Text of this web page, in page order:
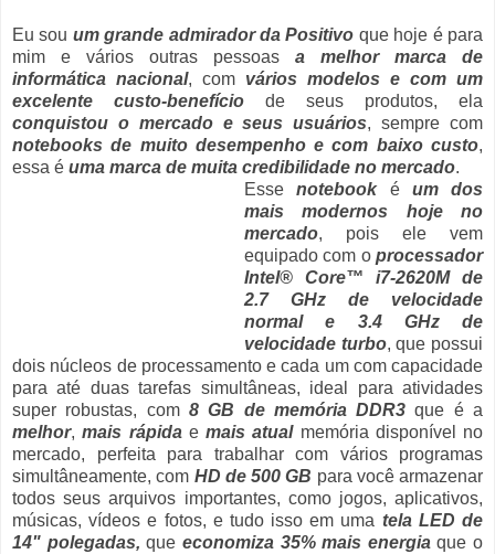
Eu sou um grande admirador da Positivo que hoje é para
mim e vários outras pessoas a melhor marca de
informática nacional, com vários modelos e com um
excelente custo-benefício de seus produtos, ela
conquistou o mercado e seus usuários, sempre com
notebooks de muito desempenho e com baixo custo,
essa é uma marca de muita credibilidade no mercado.
Essenotebooké um dos
mais modernos hoje no
mercado, pois ele vem
equipado com o processador
Intel® Core™ i7-2620M de
2.7 GHz de velocidade
normal e 3.4 GHz de
velocidade turbo, que possui
dois núcleos de processamento e cada um com capacidade
para até duas tarefas simultâneas, ideal para atividades
super robustas, com 8 GB de memória DDR3 que é a
melhor,mais rápidae mais atualmemória disponível no
mercado, perfeita para trabalhar com vários programas
simultâneamente, com HD de 500 GB para você armazenar
todos seus arquivos importantes, como jogos, aplicativos,
músicas, vídeos e fotos, e tudo isso em uma tela LED de
14" polegadas, que economiza 35% mais energiaque o